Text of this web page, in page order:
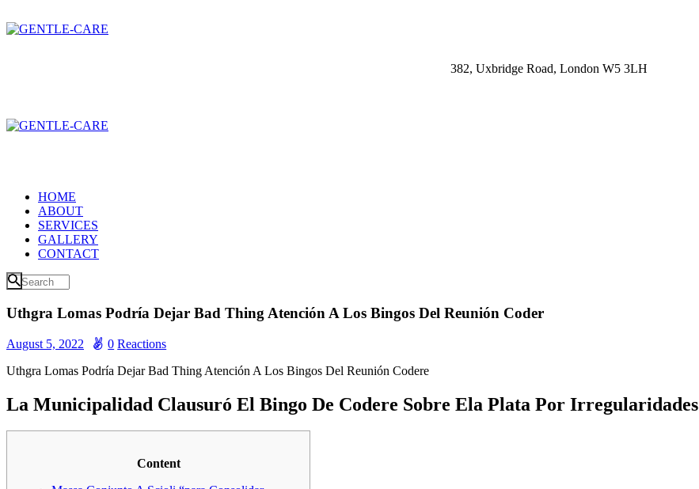
382, Uxbridge Road, London W5 3LH
HOME
ABOUT
SERVICES
GALLERY
CONTACT
Uthgra Lomas Podría Dejar Bad Thing Atención A Los Bingos Del Reunión Coder
August 5, 2022 0 Reactions
Uthgra Lomas Podría Dejar Bad Thing Atención A Los Bingos Del Reunión Codere
La Municipalidad Clausuró El Bingo De Codere Sobre Ela Plata Por Irregularidades
Content